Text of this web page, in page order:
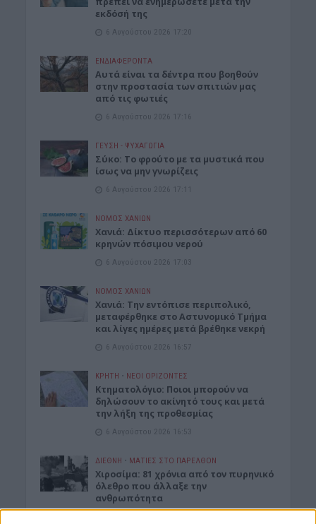
εκδόσή της
6 Αυγούστου 2026 17:20
ΕΝΔΙΑΦΕΡΟΝΤΑ
Αυτά είναι τα δέντρα που βοηθούν
στην προστασία των σπιτιών μας
από τις φωτιές
6 Αυγούστου 2026 17:16
ΓΕΎΣΗ - ΨΥΧΑΓΩΓΊΑ
Σύκο: Το φρούτο με τα μυστικά που
ίσως να μην γνωρίζεις
6 Αυγούστου 2026 17:11
ΝΟΜΌΣ ΧΑΝΊΩΝ
Xανιά: Δίκτυο περισσότερων από 60
κρηνών πόσιμου νερού
6 Αυγούστου 2026 17:03
ΝΟΜΌΣ ΧΑΝΊΩΝ
Χανιά: Την εντόπισε περιπολικό,
μεταφέρθηκε στο Αστυνομικό Τμήμα
και λίγες ημέρες μετά βρέθηκε νεκρή
6 Αυγούστου 2026 16:57
ΚΡΗΤΗ • ΝΕΟΙ ΟΡΙΖΟΝΤΕΣ
Κτηματολόγιο: Ποιοι μπορούν να
δηλώσουν το ακίνητό τους και μετά
την λήξη της προθεσμίας
6 Αυγούστου 2026 16:53
ΔΙΕΘΝΗ • ΜΑΤΙΕΣ ΣΤΟ ΠΑΡΕΛΘΟΝ
Χιροσίμα: 81 χρόνια από τον πυρηνικό
όλεθρο που άλλαξε την
ανθρωπότητα